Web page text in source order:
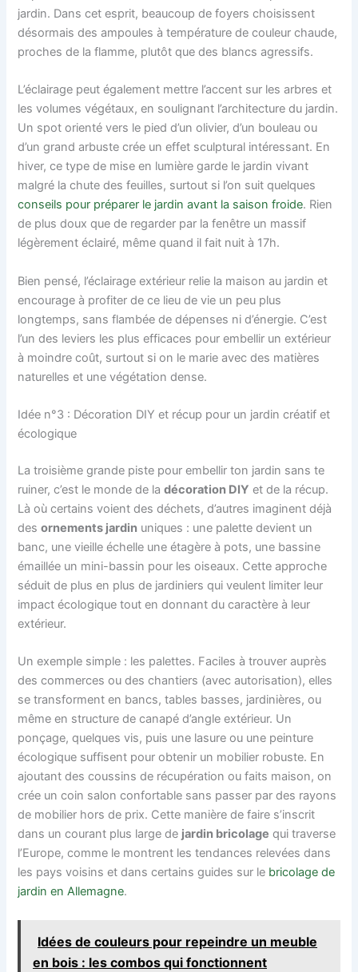
jardin. Dans cet esprit, beaucoup de foyers choisissent
désormais des ampoules à température de couleur chaude,
proches de la flamme, plutôt que des blancs agressifs.
L’éclairage peut également mettre l’accent sur les arbres et
les volumes végétaux, en soulignant l’architecture du jardin.
Un spot orienté vers le pied d’un olivier, d’un bouleau ou
d’un grand arbuste crée un effet sculptural intéressant. En
hiver, ce type de mise en lumière garde le jardin vivant
malgré la chute des feuilles, surtout si l’on suit quelques
conseils pour préparer le jardin avant la saison froide. Rien
de plus doux que de regarder par la fenêtre un massif
légèrement éclairé, même quand il fait nuit à 17h.
Bien pensé, l’éclairage extérieur relie la maison au jardin et
encourage à profiter de ce lieu de vie un peu plus
longtemps, sans flambée de dépenses ni d’énergie. C’est
l’un des leviers les plus efficaces pour embellir un extérieur
à moindre coût, surtout si on le marie avec des matières
naturelles et une végétation dense.
Idée n°3 : Décoration DIY et récup pour un jardin créatif et
écologique
La troisième grande piste pour embellir ton jardin sans te
ruiner, c’est le monde de ladécoration DIY et de la récup.
Là où certains voient des déchets, d’autres imaginent déjà
desornements jardin uniques : une palette devient un
banc, une vieille échelle une étagère à pots, une bassine
émaillée un mini-bassin pour les oiseaux. Cette approche
séduit de plus en plus de jardiniers qui veulent limiter leur
impact écologique tout en donnant du caractère à leur
extérieur.
Un exemple simple : les palettes. Faciles à trouver auprès
des commerces ou des chantiers (avec autorisation), elles
se transforment en bancs, tables basses, jardinières, ou
même en structure de canapé d’angle extérieur. Un
ponçage, quelques vis, puis une lasure ou une peinture
écologique suffisent pour obtenir un mobilier robuste. En
ajoutant des coussins de récupération ou faits maison, on
crée un coin salon confortable sans passer par des rayons
de mobilier hors de prix. Cette manière de faire s’inscrit
dans un courant plus large de jardin bricolage qui traverse
l’Europe, comme le montrent les tendances relevées dans
les pays voisins et dans certains guides sur le bricolage de
jardin en Allemagne.
Idées de couleurs pour repeindre un meuble
en bois : les combos qui fonctionnent